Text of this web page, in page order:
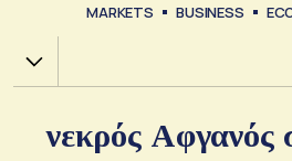
MARKETS BUSINESS
Χ.Α.
νεκρός Αφγανός